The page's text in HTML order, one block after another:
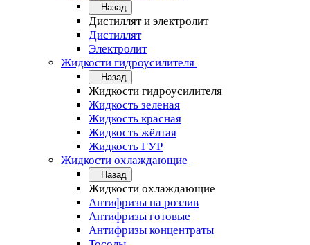
Назад
Дистиллят и электролит
Дистиллят
Электролит
Жидкости гидроусилителя
Назад
Жидкости гидроусилителя
Жидкость зеленая
Жидкость красная
Жидкость жёлтая
Жидкость ГУР
Жидкости охлаждающие
Назад
Жидкости охлаждающие
Антифризы на розлив
Антифризы готовые
Антифризы концентраты